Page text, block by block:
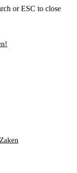
or ESC to close